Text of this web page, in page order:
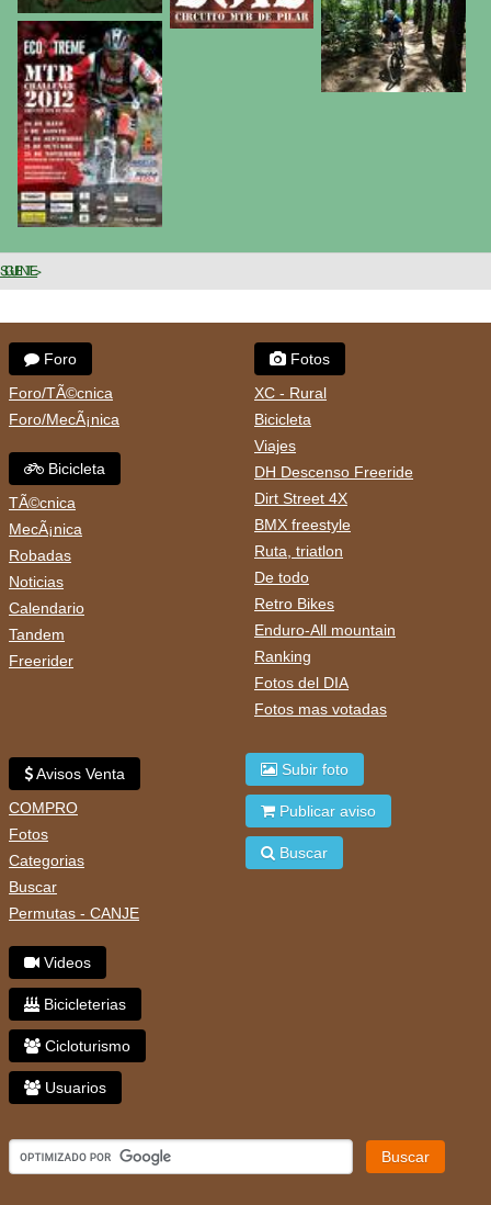
SIGUIENTE >
Foro
Foro/TÃ©cnica
Foro/MecÃ¡nica
Bicicleta
TÃ©cnica
MecÃ¡nica
Robadas
Noticias
Calendario
Tandem
Freerider
Fotos
XC - Rural
Bicicleta
Viajes
DH Descenso Freeride
Dirt Street 4X
BMX freestyle
Ruta, triatlon
De todo
Retro Bikes
Enduro-All mountain
Ranking
Fotos del DIA
Fotos mas votadas
Avisos Venta
COMPRO
Fotos
Categorias
Buscar
Permutas - CANJE
Videos
Bicicleterias
Cicloturismo
Usuarios
Subir foto
Publicar aviso
Buscar
Buscar